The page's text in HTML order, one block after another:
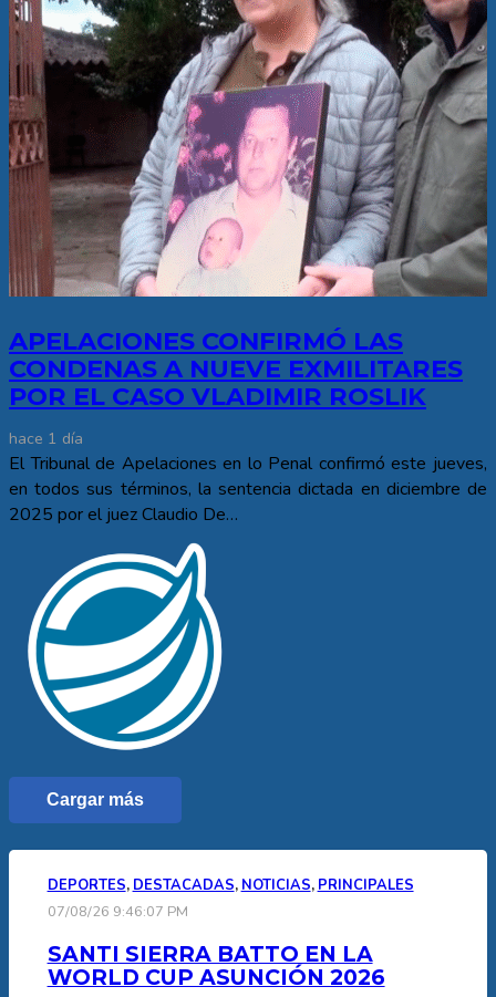
APELACIONES CONFIRMÓ LAS
CONDENAS A NUEVE EXMILITARES
POR EL CASO VLADIMIR ROSLIK
hace 1 día
El Tribunal de Apelaciones en lo Penal confirmó este jueves,
en todos sus términos, la sentencia dictada en diciembre de
2025 por el juez Claudio De…
Cargar más
DEPORTES, DESTACADAS, NOTICIAS, PRINCIPALES
07/08/26 9:46:07 PM
SANTI SIERRA BATTO EN LA
WORLD CUP ASUNCIÓN 2026